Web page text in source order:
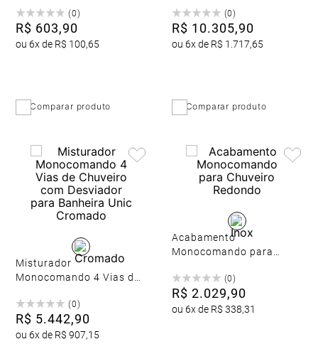
(0 )
R$ 603,90
ou6x de R$ 100,65
Comparar produto
Redonda You Cromado
(0 )
R$ 10.305,90
ou 6x de R$ 1 717,65
Comparar produto
Misturador
Monocomando 4 Vias de
para Banheira Unic
Cromado
(0 )
R$ 5.442,90
ou6x de R$ 907,15
Acabamento
Monocomando para
(0 )
R$ 2.029,90
ou 6x de R$ 338,31